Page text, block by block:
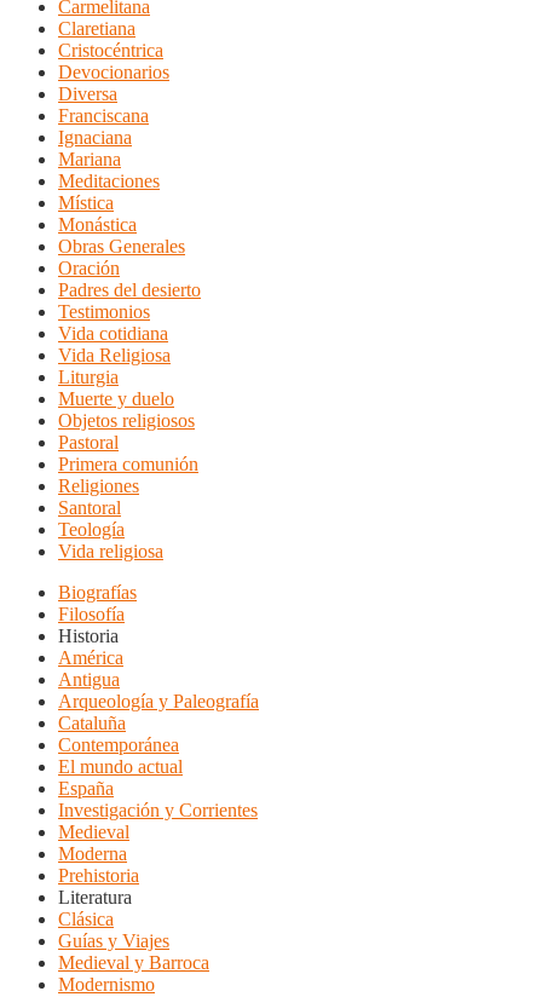
Carmelitana
Claretiana
Cristocéntrica
Devocionarios
Diversa
Franciscana
Ignaciana
Mariana
Meditaciones
Mística
Monástica
Obras Generales
Oración
Padres del desierto
Testimonios
Vida cotidiana
Vida Religiosa
Liturgia
Muerte y duelo
Objetos religiosos
Pastoral
Primera comunión
Religiones
Santoral
Teología
Vida religiosa
Biografías
Filosofía
Historia
América
Antigua
Arqueología y Paleografía
Cataluña
Contemporánea
El mundo actual
España
Investigación y Corrientes
Medieval
Moderna
Prehistoria
Literatura
Clásica
Guías y Viajes
Medieval y Barroca
Modernismo